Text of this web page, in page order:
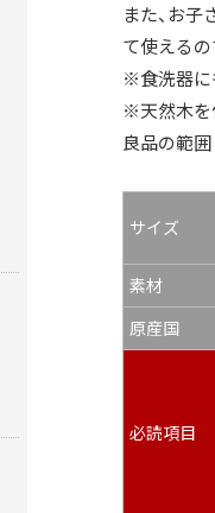
また、お
て使える
※食洗器に
※天然木を
良品の範
サイズ
素材
原産国
必読項目